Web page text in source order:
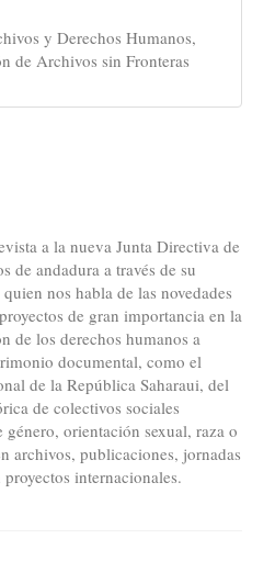
y Derechos Humanos,
de Archivos sin Fronteras
a la nueva Junta Directiva de
de andadura a través de su
nos habla de las novedades
de gran importancia en la
de los derechos humanos a
documental, como el
de la República Saharaui, del
de colectivos sociales
orientación sexual, raza o
archivos, publicaciones, jornadas
internacionales.